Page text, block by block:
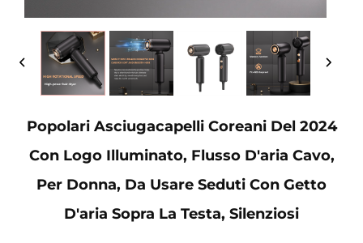
Popolari Asciugacapelli Coreani Del 2024
Con Logo Illuminato, Flusso D'aria Cavo,
Per Donna, Da Usare Seduti Con Getto
D'aria Sopra La Testa, Silenziosi